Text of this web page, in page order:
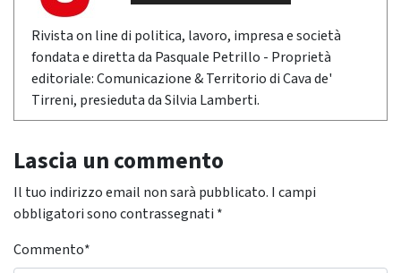
Rivista on line di politica, lavoro, impresa e società
fondata e diretta da Pasquale Petrillo - Proprietà
editoriale: Comunicazione & Territorio di Cava de'
Tirreni, presieduta da Silvia Lamberti.
Lascia un commento
Il tuo indirizzo email non sarà pubblicato. I campi
obbligatori sono contrassegnati *
Commento*